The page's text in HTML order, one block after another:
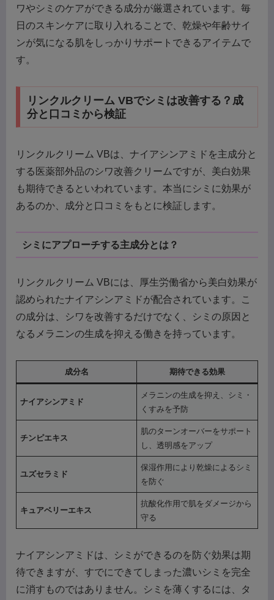
ワやシミのケアができる成分が厳選されています。毎
日のスキンケアに取り入れることで、乾燥や年齢サイ
ンが気になる肌をしっかりサポートできるアイテムで
す。
リンクルクリーム VBでシミは改善する？成
分と口コミから検証
リンクルクリーム VBは、ナイアシンアミドを主成分と
する医薬部外品のシワ改善クリームですが、美白効果
も期待できるといわれています。本当にシミに効果が
あるのか、成分と口コミをもとに検証します。
シミにアプローチする主成分とは？
リンクルクリーム VBには、厚生労働省から美白効果が
認められたナイアシンアミドが配合されています。こ
の成分は、シワを改善するだけでなく、シミの原因と
なるメラニンの生成を抑える働きを持っています。
成分名 期待できる効果
ナイアシンアミド
メラニンの生成を抑え、シミ・
くすみを予防
チンピエキス
肌のターンオーバーをサポート
し、透明感をアップ
ユズセラミド
保湿作用により乾燥によるシミ
を防ぐ
キュアベリーエキス
抗酸化作用で肌をダメージから
守る
ナイアシンアミドは、シミができるのを防ぐ効果は期
待できますが、すでにできてしまった濃いシミを完全
に消すものではありません。シミを薄くするには、タ